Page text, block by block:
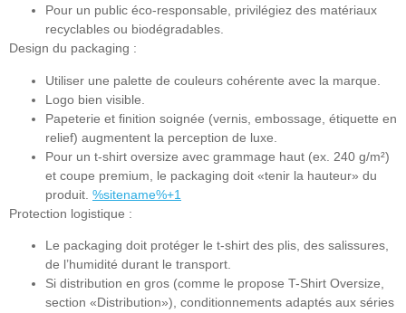
Pour un public éco-responsable, privilégiez des matériaux
recyclables ou biodégradables.
Design du packaging :
Utiliser une palette de couleurs cohérente avec la marque.
Logo bien visible.
Papeterie et finition soignée (vernis, embossage, étiquette en
relief) augmentent la perception de luxe.
Pour un t-shirt oversize avec grammage haut (ex. 240 g/m²)
et coupe premium, le packaging doit «tenir la hauteur» du
produit. %sitename%+1
Protection logistique :
Le packaging doit protéger le t-shirt des plis, des salissures,
de l’humidité durant le transport.
Si distribution en gros (comme le propose T-Shirt Oversize,
section «Distribution»), conditionnements adaptés aux séries